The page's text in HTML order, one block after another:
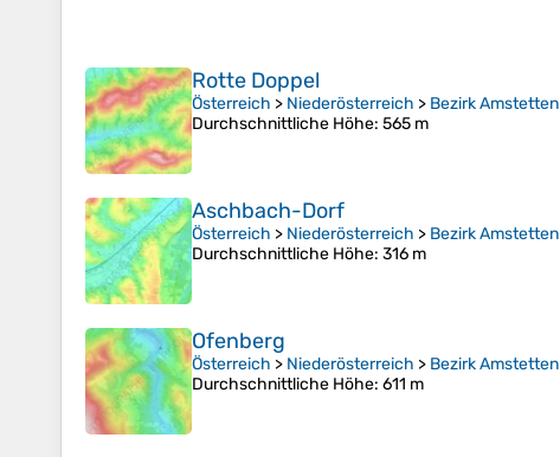
Rotte Doppel
Österreich > Niederösterreich > Bezirk Amstetten
Durchschnittliche Höhe: 565 m
Aschbach-Dorf
Österreich > Niederösterreich > Bezirk Amstetten
Durchschnittliche Höhe: 316 m
Ofenberg
Österreich > Niederösterreich > Bezirk Amstetten
Durchschnittliche Höhe: 611 m